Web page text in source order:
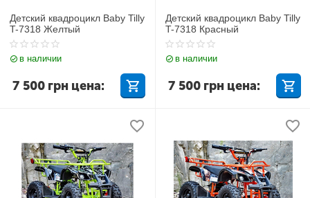
Детский квадроцикл Baby Tilly
T-7318 Желтый
в наличии
7 500 грн цена:
Детский квадроцикл Baby Tilly
T-7318 Красный
в наличии
7 500 грн цена: